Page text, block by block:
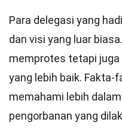
Para delegasi yang
dan visi yang luar
memprotes tetapi
yang lebih baik.
memahami lebih
pengorbanan yang